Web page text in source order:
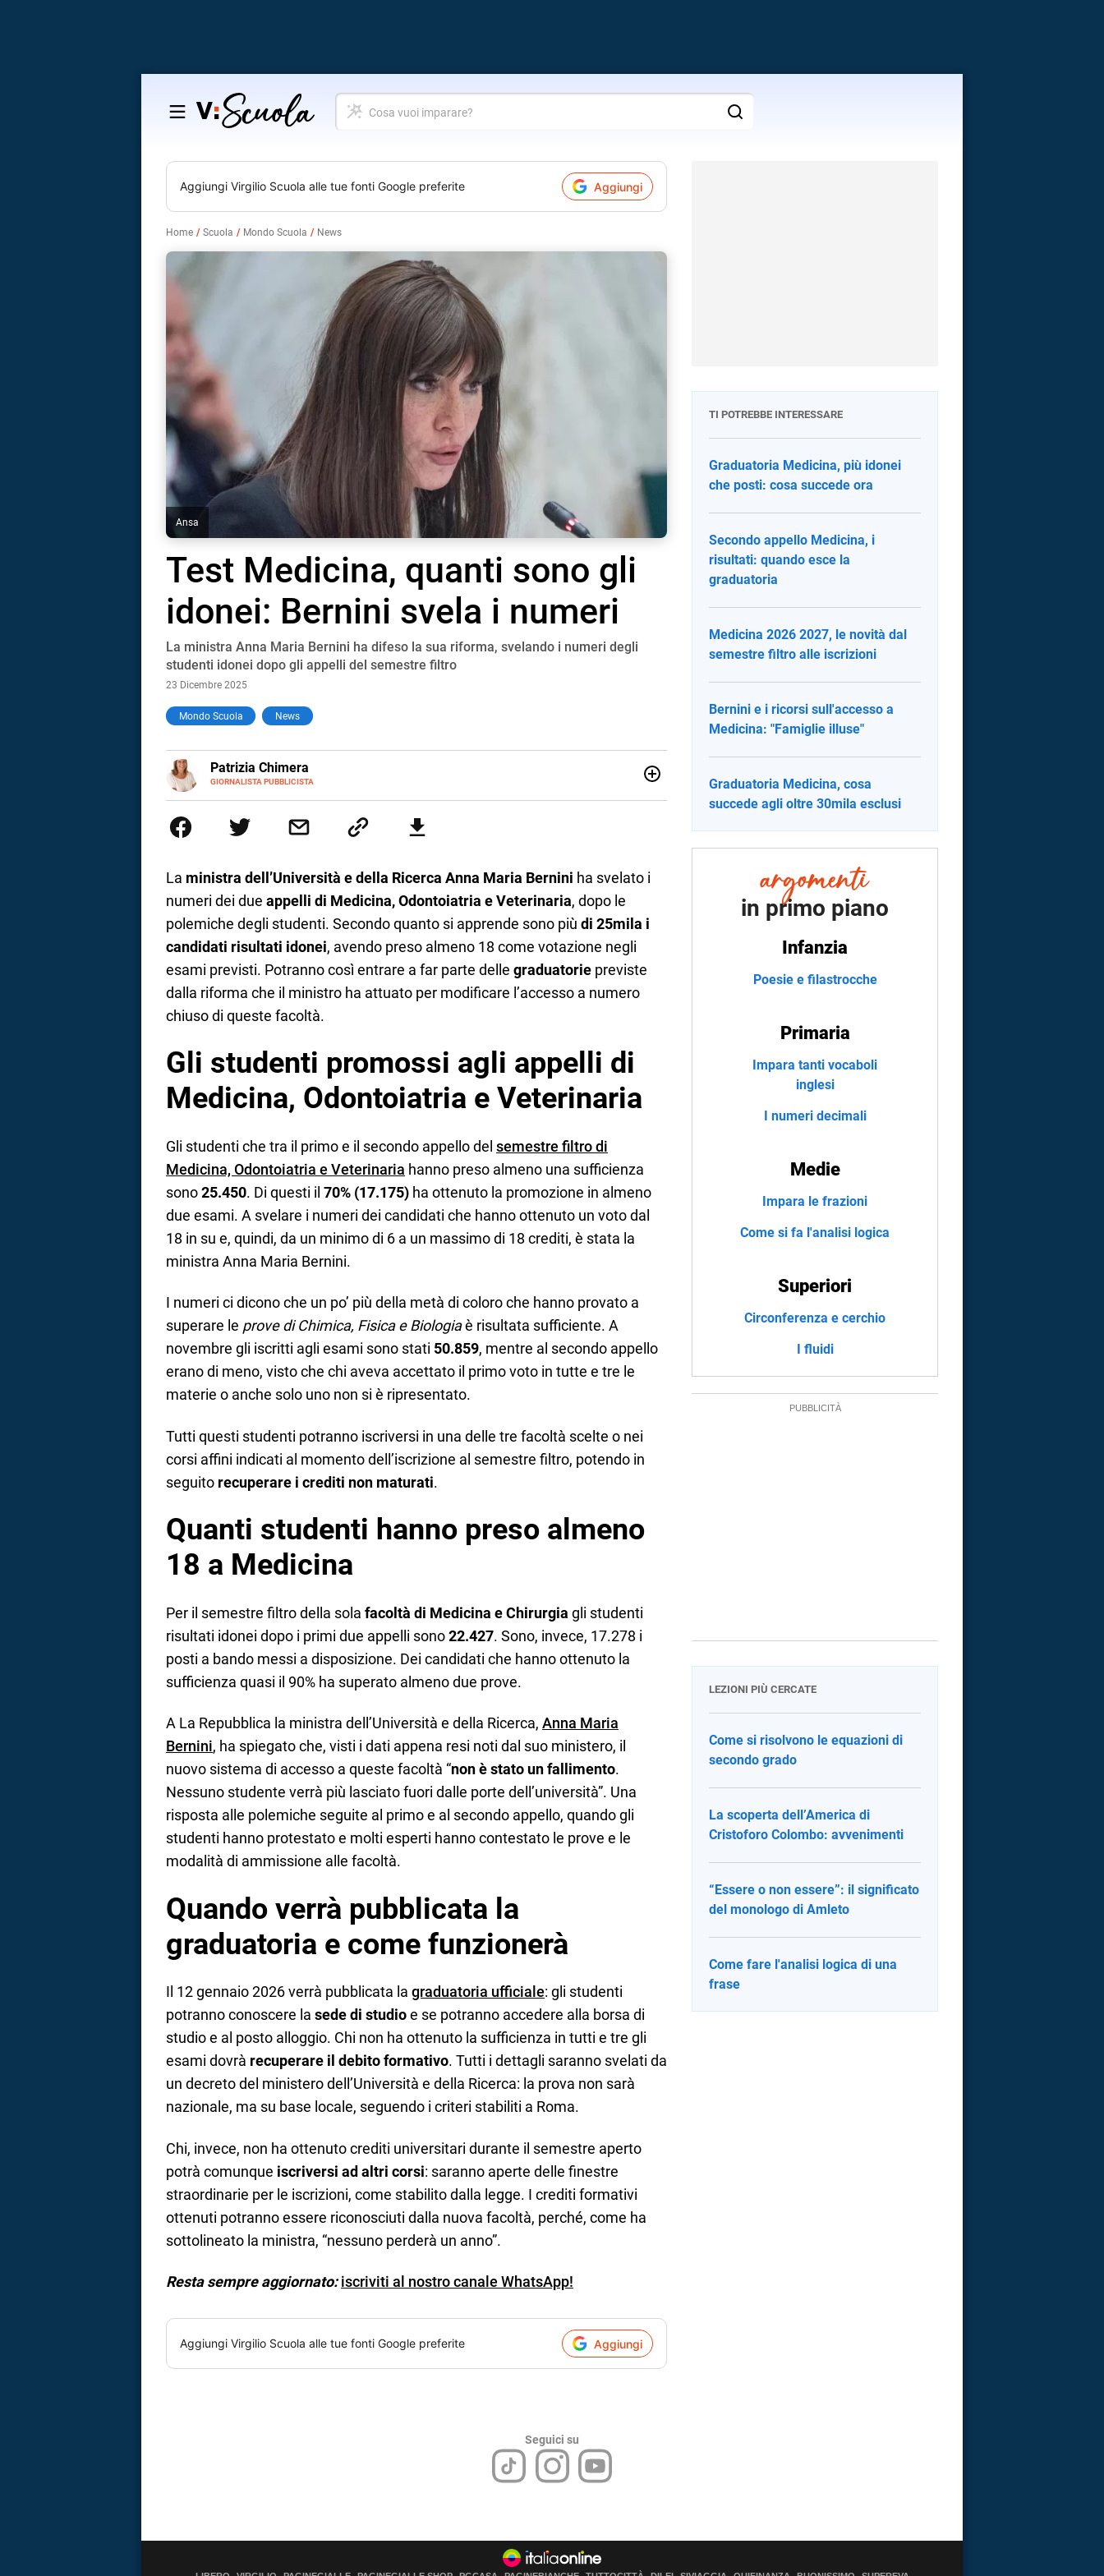
Salta
contenuto
Cosa
vuoi
Aggiungi Virgilio Scuola alle tue fonti Google preferite Aggiungi
Home Scuola Mondo Scuola News
Ansa
Test Medicina, quanti sono gli
idonei: Bernini svela i numeri
La ministra Anna Maria Bernini ha difeso la sua riforma, svelando i numeri degli
studenti idonei dopo gli appelli del semestre filtro
23 Dicembre 2025
Mondo Scuola News
Patrizia Chimera
GIORNALISTA PUBBLICISTA
E-
MAIL
LINKEDIN
comunicazione specializzandosi nella scrittura di articoli sul mondo scolastico.
La ministra dell’Università e della Ricerca Anna Maria Bernini ha svelato i
numeri dei due appelli di Medicina, Odontoiatria e Veterinaria, dopo le
polemiche degli studenti. Secondo quanto si apprende sono più di 25mila i
candidati risultati idonei, avendo preso almeno 18 come votazione negli
esami previsti. Potranno così entrare a far parte delle graduatorie previste
dalla riforma che il ministro ha attuato per modificare l’accesso a numero
chiuso di queste facoltà.
Gli studenti promossi agli appelli di
Medicina, Odontoiatria e Veterinaria
Gli studenti che tra il primo e il secondo appello del semestre filtro di
Medicina, Odontoiatria e Veterinaria hanno preso almeno una sufficienza
sono25.450. Di questi il 70% (17.175) ha ottenuto la promozione in almeno
due esami. A svelare i numeri dei candidati che hanno ottenuto un voto dal
18 in su e, quindi, da un minimo di 6 a un massimo di 18 crediti, è stata la
ministra Anna Maria Bernini.
I numeri ci dicono che un po’ più della metà di coloro che hanno provato a
superare le prove di Chimica, Fisica e Biologiaè risultata sufficiente. A
novembre gli iscritti agli esami sono stati 50.859, mentre al secondo appello
erano di meno, visto che chi aveva accettato il primo voto in tutte e tre le
materie o anche solo uno non si è ripresentato.
Tutti questi studenti potranno iscriversi in una delle tre facoltà scelte o nei
corsi affini indicati al momento dell’iscrizione al semestre filtro, potendo in
seguito recuperare i crediti non maturati.
Quanti studenti hanno preso almeno
18 a Medicina
Per il semestre filtro della sola facoltà di Medicina e Chirurgia gli studenti
risultati idonei dopo i primi due appelli sono22.427. Sono, invece, 17.278 i
posti a bando messi a disposizione. Dei candidati che hanno ottenuto la
sufficienza quasi il 90% ha superato almeno due prove.
A La Repubblica la ministra dell’Università e della Ricerca, Anna Maria
Bernini, ha spiegato che, visti i dati appena resi noti dal suo ministero, il
nuovo sistema di accesso a queste facoltà “non è stato un fallimento.
Nessuno studente verrà più lasciato fuori dalle porte dell’università”. Una
risposta alle polemiche seguite al primo e al secondo appello, quando gli
studenti hanno protestato e molti esperti hanno contestato le prove e le
modalità di ammissione alle facoltà.
Quando verrà pubblicata la
graduatoria e come funzionerà
Il 12 gennaio 2026 verrà pubblicata la graduatoria ufficiale: gli studenti
potranno conoscere la sede di studioe se potranno accedere alla borsa di
studio e al posto alloggio. Chi non ha ottenuto la sufficienza in tutti e tre gli
esami dovrà recuperare il debito formativo. Tutti i dettagli saranno svelati da
un decreto del ministero dell’Università e della Ricerca: la prova non sarà
nazionale, ma su base locale, seguendo i criteri stabiliti a Roma.
Chi, invece, non ha ottenuto crediti universitari durante il semestre aperto
potrà comunque iscriversi ad altri corsi: saranno aperte delle finestre
straordinarie per le iscrizioni, come stabilito dalla legge. I crediti formativi
ottenuti potranno essere riconosciuti dalla nuova facoltà, perché, come ha
sottolineato la ministra, “nessuno perderà un anno”.
Resta sempre aggiornato: iscriviti al nostro canale WhatsApp!
Aggiungi Virgilio Scuola alle tue fonti Google preferite Aggiungi
TI POTREBBE INTERESSARE
Graduatoria Medicina, più idonei
che posti: cosa succede ora
Secondo appello Medicina, i
risultati: quando esce la
graduatoria
Medicina 2026 2027, le novità dal
semestre filtro alle iscrizioni
Bernini e i ricorsi sull'accesso a
Medicina: "Famiglie illuse"
Graduatoria Medicina, cosa
succede agli oltre 30mila esclusi
in primo piano
Infanzia
Poesie e filastrocche
Primaria
Impara tanti vocaboli
inglesi
I numeri decimali
Medie
Impara le frazioni
Come si fa l'analisi logica
Superiori
Circonferenza e cerchio
I fluidi
LEZIONI PIÙ CERCATE
Come si risolvono le equazioni di
secondo grado
La scoperta dell’America di
Cristoforo Colombo: avvenimenti
“Essere o non essere”: il significato
del monologo di Amleto
Come fare l'analisi logica di una
frase
Seguici su